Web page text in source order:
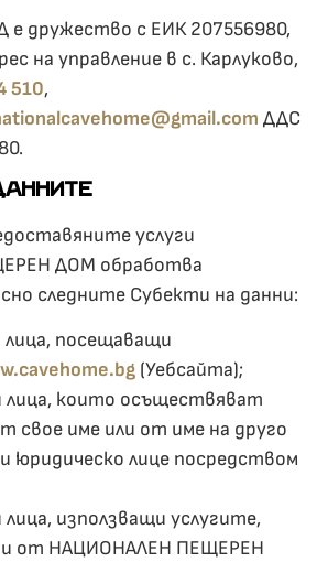
е дружество с ЕИК 207556980,
на управление в с. Карлуково,
510,
ДДС
услуги
ДОМ обработва
следните Субекти на данни:
лица, посещаващи
(Уебсайта);
лица, които осъществяват
свое име или от име на друго
юридическо лице посредством
лица, използващи услугите,
от НАЦИОНАЛЕН ПЕЩЕРЕН